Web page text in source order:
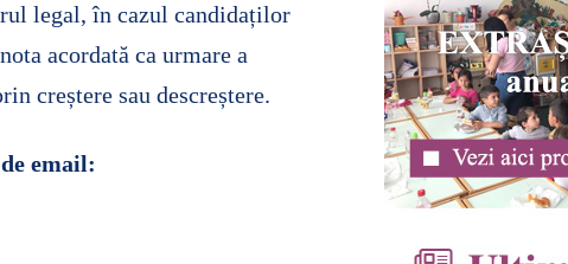
■ CONSILIU PROFESORAL
■ DOCUMENTE
■ DOCUMENTE PUBLICE
■ STATUTUL ELEVULUI
■ DATE PUBLICE
▸ ■ ACTIVITĂȚI
■ REVISTE
FOTO
legal, în cazul candidaților
acordată ca urmare a
creștere sau descreștere.
email: